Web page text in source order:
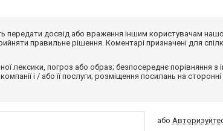
передати досвід або враження іншим користувачам
правильне рішення. Коментарі призначені для
лексики, погроз або образ; безпосереднє порівняння
і / або її послуги; розміщення посилань на
або